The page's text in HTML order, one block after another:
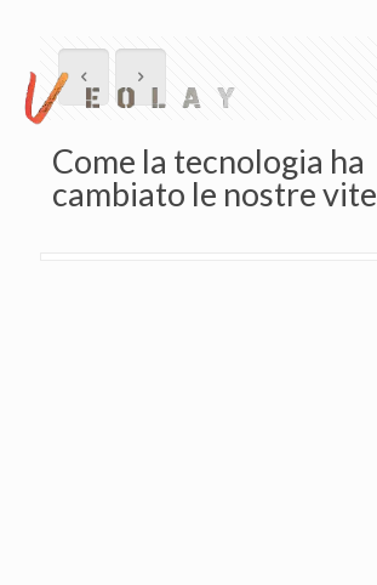
Come la tecnologia ha
cambiato le nostre vite